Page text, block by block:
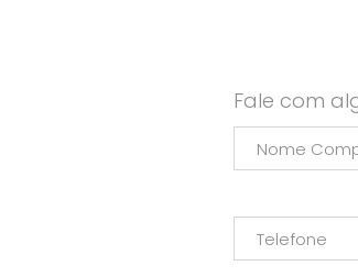
Fale com